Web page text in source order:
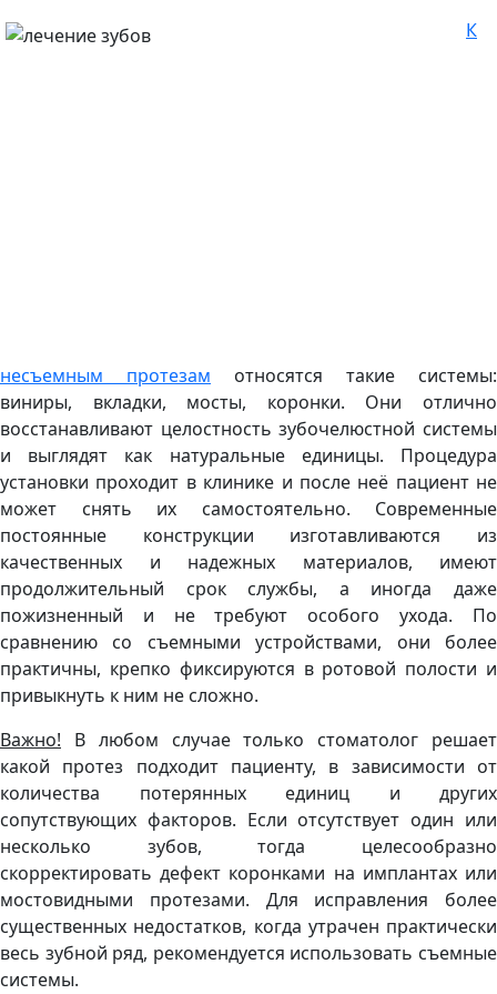
К
несъемным протезам относятся такие системы:
виниры, вкладки, мосты, коронки. Они отлично
восстанавливают целостность зубочелюстной системы
и выглядят как натуральные единицы. Процедура
установки проходит в клинике и после неё пациент не
может снять их самостоятельно. Современные
постоянные конструкции изготавливаются из
качественных и надежных материалов, имеют
продолжительный срок службы, а иногда даже
пожизненный и не требуют особого ухода. По
сравнению со съемными устройствами, они более
практичны, крепко фиксируются в ротовой полости и
привыкнуть к ним не сложно.
Важно! В любом случае только стоматолог решает
какой протез подходит пациенту, в зависимости от
количества потерянных единиц и других
сопутствующих факторов. Если отсутствует один или
несколько зубов, тогда целесообразно
скорректировать дефект коронками на имплантах или
мостовидными протезами. Для исправления более
существенных недостатков, когда утрачен практически
весь зубной ряд, рекомендуется использовать съемные
системы.